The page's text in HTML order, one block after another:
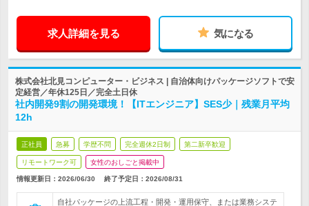
求人詳細を見る 気になる
株式会社北見コンピューター・ビジネス | 自治体向けパッケージソフトで安
定経営／年休125日／完全土日休
社内開発9割の開発環境！【ITエンジニア】SES少｜残業月平均
12h
正社員 急募 学歴不問 完全週休2日制 第二新卒歓迎
リモートワーク可 女性のおしごと掲載中
情報更新日：2026/06/30 終了予定日： 2026/08/31
自社パッケージの上流工程・開発・運用保守、または業務システ